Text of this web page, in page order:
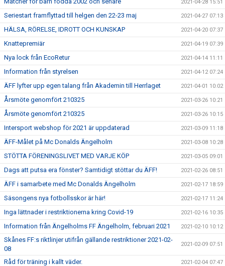
2021-04-28 15:51
Seriestart framflyttad till helgen den 22-23 maj 2021-04-27 07:13
HÄLSA, RÖRELSE, IDROTT OCH KUNSKAP 2021-04-20 07:37
Knattepremiär 2021-04-19 07:39
Nya lock från EcoRetur 2021-04-14 11:11
Information från styrelsen 2021-04-12 07:24
ÄFF lyfter upp egen talang från Akademin till Herrlaget 2021-04-01 10:02
Årsmöte genomfört 210325 2021-03-26 10:21
Årsmöte genomfört 210325 2021-03-26 10:15
Intersport webshop för 2021 är uppdaterad 2021-03-09 11:18
ÄFF-Målet på Mc Donalds Ängelholm 2021-03-08 10:28
STÖTTA FÖRENINGSLIVET MED VARJE KÖP 2021-03-05 09:01
Dags att putsa era fönster? Samtidigt stöttar du ÄFF! 2021-02-26 08:51
ÄFF i samarbete med Mc Donalds Ängelholm 2021-02-17 18:59
Säsongens nya fotbollsskor är här! 2021-02-17 11:24
Inga lättnader i restriktionerna kring Covid-19 2021-02-16 10:35
Information från Ängelholms FF Ängelholm, februari 2021 2021-02-10 10:12
Skånes FF:s riktlinjer utifrån gällande restriktioner 2021-02-
08
2021-02-09 07:51
Råd för träning i kallt väder. 2021-02-04 07:47